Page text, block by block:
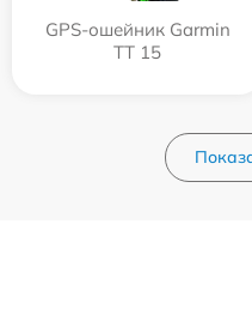
GPS-ошейник Garmin
TT 15